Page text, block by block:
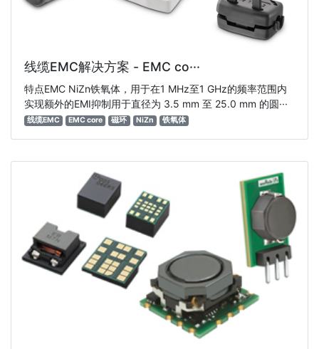
线缆EMC解决方案 - EMC co···
特点EMC NiZn铁氧体，用于在1 MHz至1 GHz的频率范围内
实现额外的EMI抑制用于直径为 3.5 mm 至 25.0 mm 的圆···
线缆EMC EMC core 磁环 NiZn 铁氧体